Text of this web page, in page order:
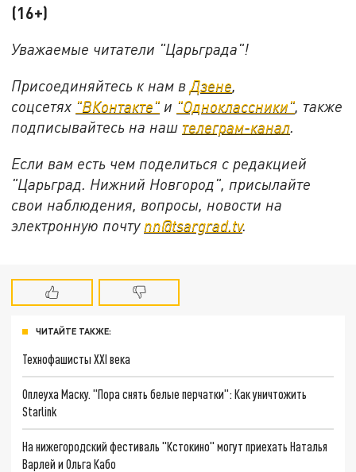
(16+)
Уважаемые читатели "Царьграда"!
Присоединяйтесь к нам вДзене,
соцсетях "ВКонтакте" и "Одноклассники", также
подписывайтесь на наш телеграм-канал.
Если вам есть чем поделиться с редакцией
"Царьград. Нижний Новгород", присылайте
свои наблюдения, вопросы, новости на
электронную почту nn@tsargrad.tv.
ЧИТАЙТЕ ТАКЖЕ:
Технофашисты XXI века
Оплеуха Маску. "Пора снять белые перчатки": Как уничтожить
Starlink
На нижегородский фестиваль "Кстокино" могут приехать Наталья
Варлей и Ольга Кабо